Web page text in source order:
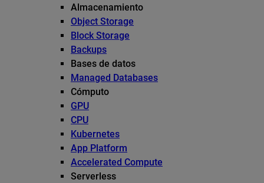
Almacenamiento
Object Storage
Block Storage
Backups
Bases de datos
Managed Databases
Cómputo
GPU
CPU
Kubernetes
App Platform
Accelerated Compute
Serverless